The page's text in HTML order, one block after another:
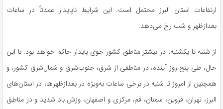
ارتفاعات استان البرز محتمل است. این شرایط ناپایدار عمدتاً در ساعات
بعدازظهر و شب رخ می‌دهد.
از شنبه تا یکشنبه، در بیشتر مناطق کشور جوی پایدار حاکم خواهد بود. با این
حال، طی پنج روز آینده، در مناطقی از شرق، جنوب‌شرق و شمال‌شرق کشور، و
همچنین از امروز تا شنبه در برخی ساعات به‌ویژه در بعدازظهرها، در استان‌های
البرز، تهران، قزوین، سمنان، قم، مرکزی و اصفهان، وزش باد شدید و در مناطق